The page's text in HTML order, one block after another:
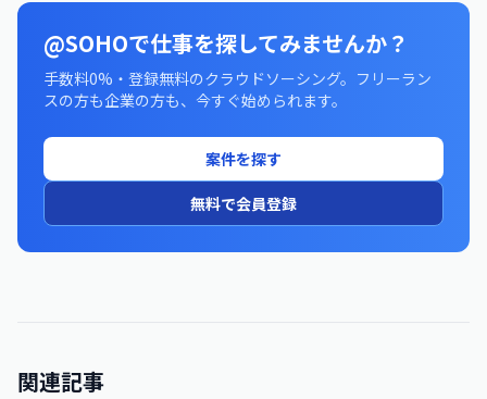
@SOHOで仕事を探してみませんか？
手数料0%・登録無料のクラウドソーシング。フリーラン
スの方も企業の方も、今すぐ始められます。
案件を探す
無料で会員登録
関連記事